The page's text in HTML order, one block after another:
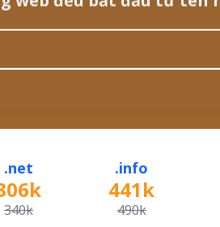
.net
340k
.info
441k
490k